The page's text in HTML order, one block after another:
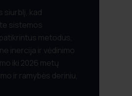
siurblį, kad
sistemos
metodus,
inercija ir vėdinimo
iki 2026 metų
ir ramybės deriniu,